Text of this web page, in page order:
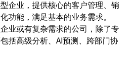
型企业，提供核心的客户管理、销
功能，满足基本的业务需求。
企业或有复杂需求的公司，除了专
括高级分析、AI预测、跨部门协